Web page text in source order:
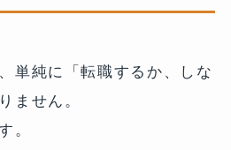
単純に「転職するか、しな
ません。
。